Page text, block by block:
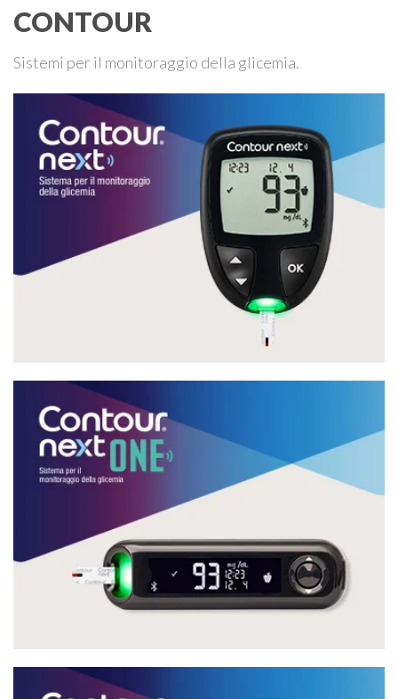
CONTOUR
Sistemi per il monitoraggio della glicemia.